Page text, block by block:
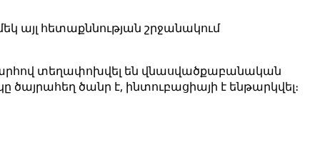
այլ հետաքննության շրջանակում
տեղափոխվել են վնասվածքաբանական
ծանր է, ինտուբացիայի է ենթարկվել։